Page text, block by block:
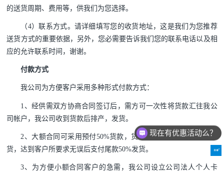
的送货周期、费用等，供我们为您选择。
（4）联系方式。请详细填写您的收货地址，这是我们为您推荐
送货方式的重要依据，另外，您必需要告诉我们您的联系电话以及相
应的允许联系时间，谢谢。
付款方式
我公司为方便客户采用多种形式付款方式：
1、经供需双方协商合同签订后，需方可一次性将货款汇往我公
司帐户，我公司收到货款后排产，发货。
2、大额合同可采用预付50%货款，货物生产完成可到我公司验
货，达到客户所要求无误后支付尾款50%发货。
3、为方便小额合同客户的急需，我公司设立公司法人个人卡
现在有优惠活动么？